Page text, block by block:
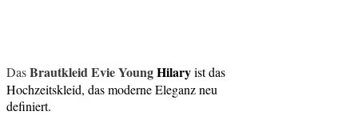
DasBraut­kleid Evie YoungHila­ryist das
Hoch­zeits­kleid, das moder­ne Ele­ganz neu
definiert.